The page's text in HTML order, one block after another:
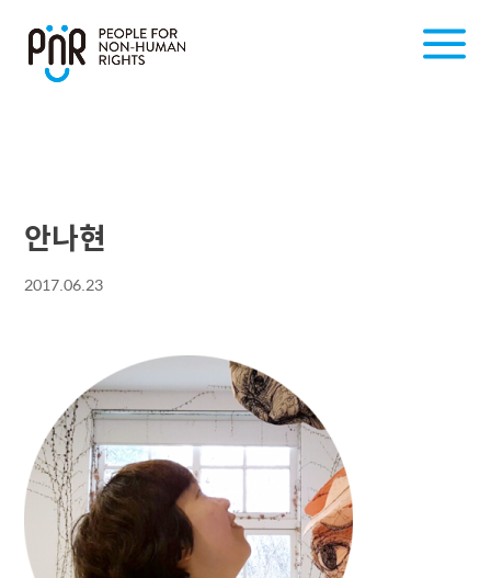
안나현
2017.06.23